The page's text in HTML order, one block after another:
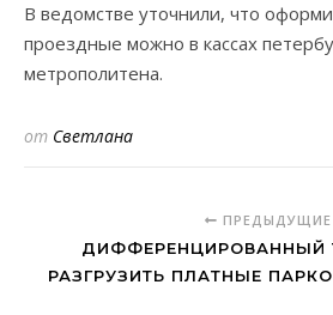
В ведомстве уточнили, что
проездные можно в кассах
метрополитена.
от Светлана
ПРЕДЫДУЩИЕ
ДИФФЕРЕНЦИРОВАННЫЙ
РАЗГРУЗИТЬ ПЛАТНЫЕ